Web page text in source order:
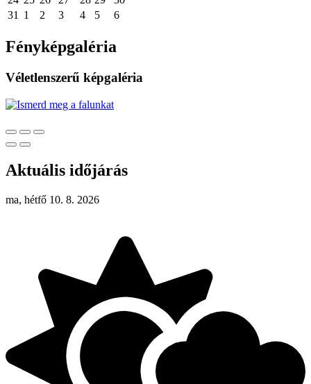
31 1 2 3 4 5 6
Fényképgaléria
Véletlenszerű képgaléria
Aktuális időjárás
ma, hétfő 10. 8. 2026